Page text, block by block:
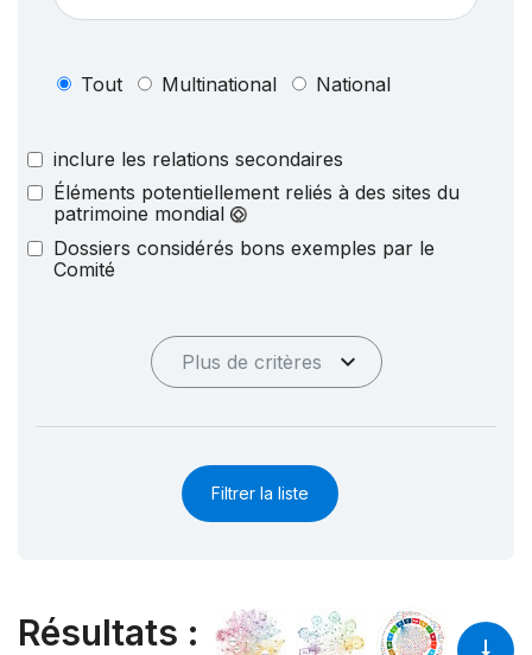
Tout Multinational National
inclure les relations secondaires
Éléments potentiellement reliés à des sites du
patrimoine mondial
Dossiers considérés bons exemples par le
Comité
Plus de critères
Filtrer la liste
Résultats :